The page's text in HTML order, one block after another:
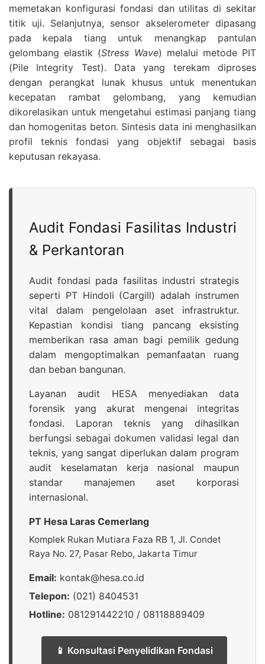
memetakan konfigurasi fondasi dan utilitas di sekitar
titik uji. Selanjutnya, sensor akselerometer dipasang
pada kepala tiang untuk menangkap pantulan
gelombang elastik (Stress Wave) melalui metode PIT
(Pile Integrity Test). Data yang terekam diproses
dengan perangkat lunak khusus untuk menentukan
kecepatan rambat gelombang, yang kemudian
dikorelasikan untuk mengetahui estimasi panjang tiang
dan homogenitas beton. Sintesis data ini menghasilkan
profil teknis fondasi yang objektif sebagai basis
keputusan rekayasa.
Audit Fondasi Fasilitas Industri
& Perkantoran
Audit fondasi pada fasilitas industri strategis
seperti PT Hindoli (Cargill) adalah instrumen
vital dalam pengelolaan aset infrastruktur.
Kepastian kondisi tiang pancang eksisting
memberikan rasa aman bagi pemilik gedung
dalam mengoptimalkan pemanfaatan ruang
dan beban bangunan.
Layanan audit HESA menyediakan data
forensik yang akurat mengenai integritas
fondasi. Laporan teknis yang dihasilkan
berfungsi sebagai dokumen validasi legal dan
teknis, yang sangat diperlukan dalam program
audit keselamatan kerja nasional maupun
standar manajemen aset korporasi
internasional.
PT Hesa Laras Cemerlang
Komplek Rukan Mutiara Faza RB 1, Jl. Condet
Raya No. 27, Pasar Rebo, Jakarta Timur
Email: kontak@hesa.co.id
Telepon: (021) 8404531
Hotline: 081291442210 / 08118889409
📱 Konsultasi Penyelidikan Fondasi